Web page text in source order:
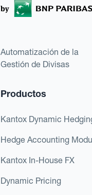
Automatización de la
Gestión de Divisas
Productos
Kantox Dynamic
Hedge Accounting
Kantox In-House FX
Dynamic Pricing